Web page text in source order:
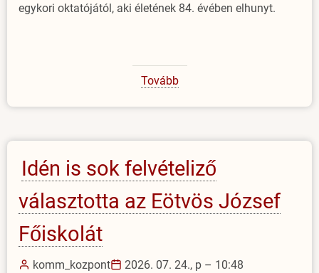
egykori oktatójától, aki életének 84. évében elhunyt.
Tovább(Dr.
Idén is sok felvételiző
választotta az Eötvös József
Főiskolát
komm_kozpont 2026. 07. 24., p – 10:48